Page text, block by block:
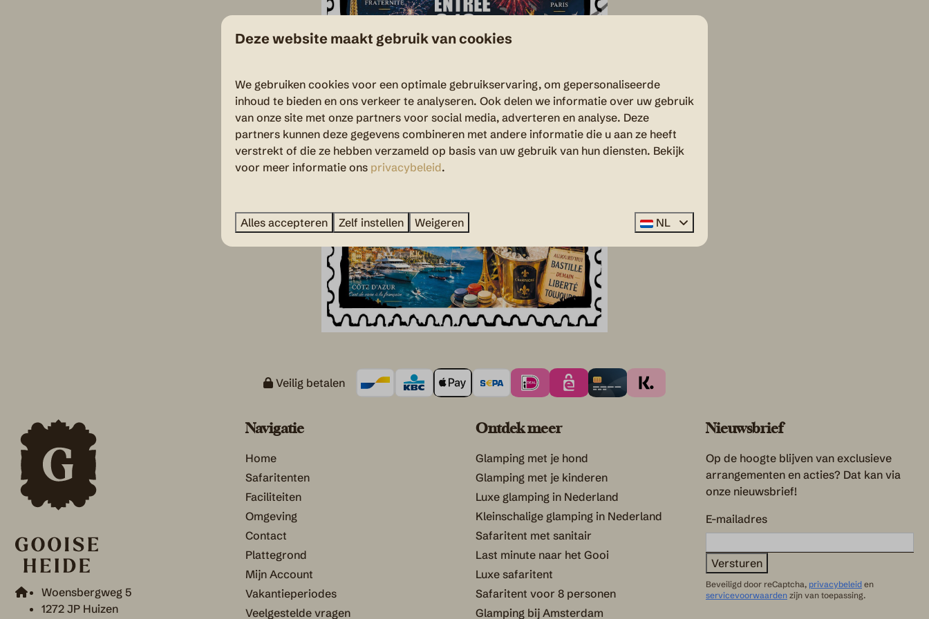
Veilig betalen
Woensbergweg 5
1272 JP Huizen
Navigatie
Home
Safaritenten
Faciliteiten
Omgeving
Contact
Plattegrond
Mijn Account
Vakantieperiodes
Veelgestelde vragen
Ontdek meer
Glamping met je hond
Glamping met je kinderen
Luxe glamping in Nederland
Kleinschalige glamping in Nederland
Safaritent met sanitair
Last minute naar het Gooi
Luxe safaritent
Safaritent voor 8 personen
Glamping bij Amsterdam
Nieuwsbrief
Op de hoogte blijven van exclusieve
arrangementen en acties? Dat kan via
onze nieuwsbrief!
E-mailadres
Versturen
Beveiligd door reCaptcha, privacybeleid en
servicevoorwaarden zijn van toepassing.
Deze website maakt gebruik van cookies
We gebruiken cookies voor een optimale gebruikservaring, om gepersonaliseerde
inhoud te bieden en ons verkeer te analyseren. Ook delen we informatie over uw gebruik
van onze site met onze partners voor social media, adverteren en analyse. Deze
partners kunnen deze gegevens combineren met andere informatie die u aan ze heeft
verstrekt of die ze hebben verzameld op basis van uw gebruik van hun diensten. Bekijk
voor meer informatie ons privacybeleid.
Alles accepteren Zelf instellen Weigeren NL